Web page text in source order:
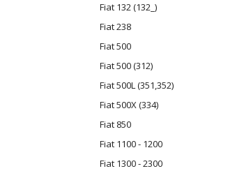
Fiat 132 (132_)
Fiat 238
Fiat 500
Fiat 500 (312)
Fiat 500L (351,352)
Fiat 500X (334)
Fiat 850
Fiat 1100 - 1200
Fiat 1300 - 2300